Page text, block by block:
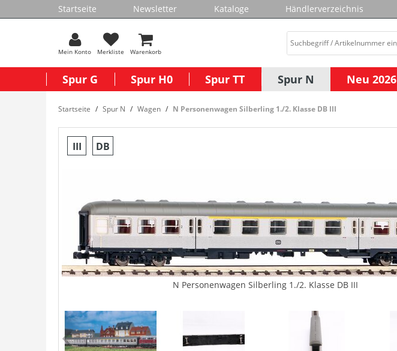
Startseite Newsletter Kataloge Händlerverzeichnis
Mein Konto Merkliste Warenkorb
Spur G Spur H0 Spur TT Spur N Neu 2026
Startseite Spur N Wagen N Personenwagen Silberling 1./2. Klasse DB III
III DB
N Personenwagen Silberling 1./2. Klasse DB III